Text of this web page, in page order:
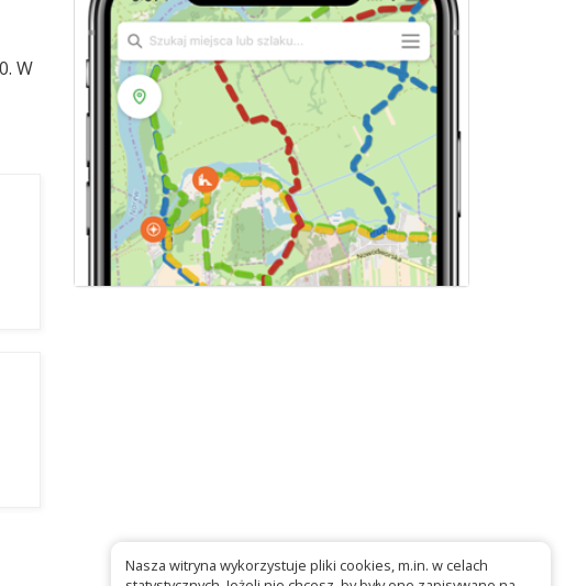
W
Nasza witryna wykorzystuje pliki cookies, m.in. w celach